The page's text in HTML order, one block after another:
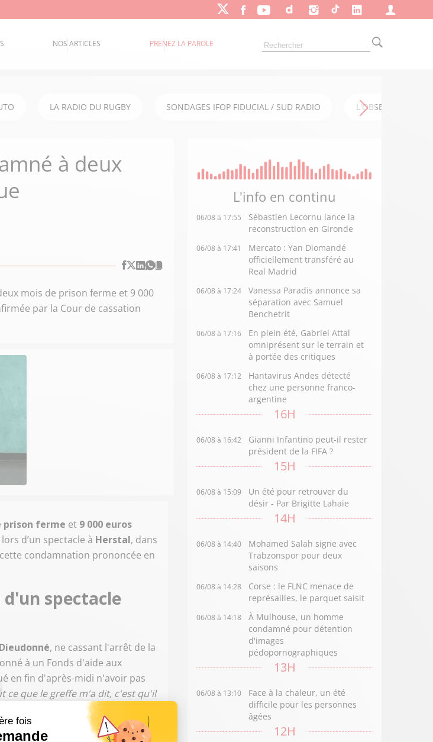
NOS ARTICLES PRENEZ LA PAROLE
LA RADIO DU RUGBY SONDAGES IFOP FIDUCIAL / SUD RADIO L'OBSERVATOIRE
à deux
mois de prison ferme et 9 000
par la Cour de cassation
prison ferme et 9 000 euros
d’un spectacle à Herstal, dans
condamnation prononcée en
spectacle
, ne cassant l'arrêt de la
à un Fonds d'aide aux
en fin d'après-midi n'avoir pas
ce que le greffe m'a dit, c'est qu'il
tout autre commentaire.
en mars 2012 à Herstal, dans la
L'info en continu
06/08 à 17:55
Sébastien Lecornu lance la
reconstruction en Gironde
06/08 à 17:41
Mercato : Yan Diomandé
officiellement transféré au
Real Madrid
06/08 à 17:24
Vanessa Paradis annonce sa
séparation avec Samuel
Benchetrit
06/08 à 17:16
En plein été, Gabriel Attal
omniprésent sur le terrain et
à portée des critiques
06/08 à 17:12
Hantavirus Andes détecté
chez une personne franco-
argentine
16H
06/08 à 16:42
Gianni Infantino peut-il rester
président de la FIFA ?
15H
06/08 à 15:09
Un été pour retrouver du
désir - Par Brigitte Lahaie
14H
06/08 à 14:40
Mohamed Salah signe avec
Trabzonspor pour deux
saisons
06/08 à 14:28
Corse : le FLNC menace de
représailles, le parquet saisit
06/08 à 14:18
À Mulhouse, un homme
condamné pour détention
d'images
pédopornographiques
13H
06/08 à 13:10
Face à la chaleur, un été
difficile pour les personnes
âgées
12H